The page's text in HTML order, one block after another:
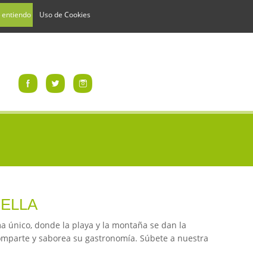
único, donde la playa y la montaña se dan la
y saborea su gastronomía. Súbete a nuestra
entiendo Uso de Cookies